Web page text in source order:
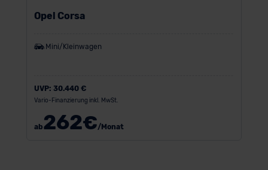
Opel Corsa
Mini/Kleinwagen
UVP: 30.440 €
Vario-Finanzierung inkl. MwSt.
ab262€/Monat